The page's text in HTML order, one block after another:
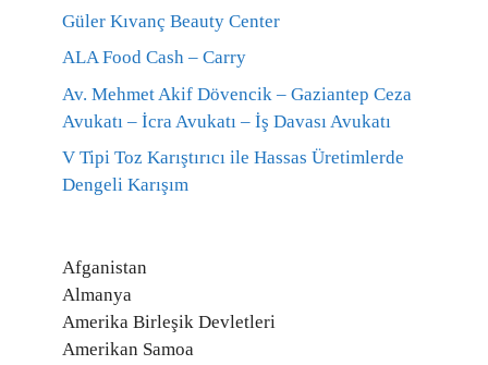
Güler Kıvanç Beauty Center
ALA Food Cash – Carry
Av. Mehmet Akif Dövencik – Gaziantep Ceza
Avukatı – İcra Avukatı – İş Davası Avukatı
V Tipi Toz Karıştırıcı ile Hassas Üretimlerde
Dengeli Karışım
Afganistan
Almanya
Amerika Birleşik Devletleri
Amerikan Samoa